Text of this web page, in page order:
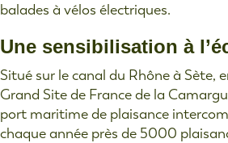
balades à vélos électriques.
Une sensibilisation à
Situé sur le canal du Rhône à Sète,
Grand Site de France de la
port maritime de plaisance
chaque année près de 5000